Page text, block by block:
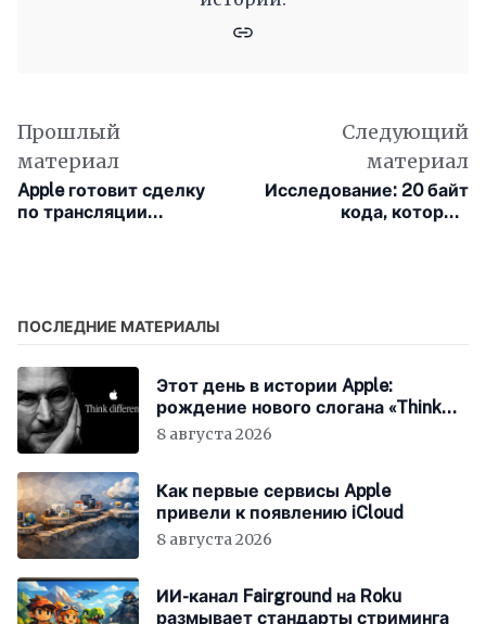
Прошлый
материал
Apple готовит сделку
по трансляции
Следующий
материал
Исследование: 20 байт
кода, которые
ПОСЛЕДНИЕ МАТЕРИАЛЫ
Этот день в истории Apple:
рождение нового слогана «Think
Different»
8 августа 2026
Как первые сервисы Apple
привели к появлению iCloud
8 августа 2026
ИИ-канал Fairground на Roku
размывает стандарты стриминга